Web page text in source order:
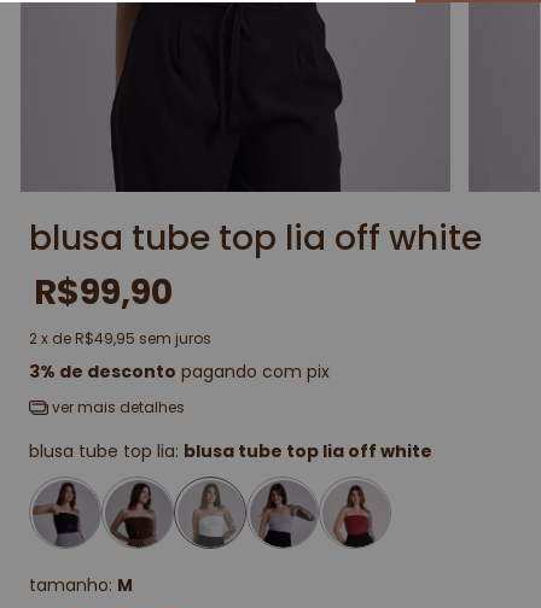
blusa tube top lia off white
R$99,90
2x de R$49,95 sem juros
3% de desconto pagando com pix
ver mais detalhes
blusa tube top lia: blusa tube top lia off white
tamanho: M